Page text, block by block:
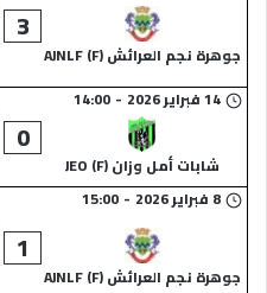
جوهرة نجم العرائش (F) AJNLF
3
14 فبراير 2026 -
14:00
شابات أمل وزان (F) JEO
0
8 فبراير 2026 -
15:00
جوهرة نجم العرائش (F) AJNLF
1